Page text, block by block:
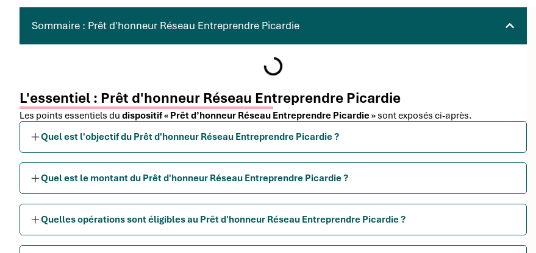
Sommaire : Prêt d'honneur Réseau Entreprendre Picardie
L'essentiel : Prêt d'honneur Réseau Entreprendre Picardie
Les points essentiels du dispositif « Prêt d’honneur Réseau Entreprendre Picardie » sont exposés ci-après.
Quel est l'objectif du Prêt d'honneur Réseau Entreprendre Picardie ?
Quel est le montant du Prêt d'honneur Réseau Entreprendre Picardie ?
Quelles opérations sont éligibles au Prêt d'honneur Réseau Entreprendre Picardie ?